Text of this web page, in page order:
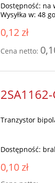
Dostępność: na
Wysyłka w: 48
0,12 zł
Cena netto:
2SA1162-
Tranzystor
Dostępność:
0,10 zł